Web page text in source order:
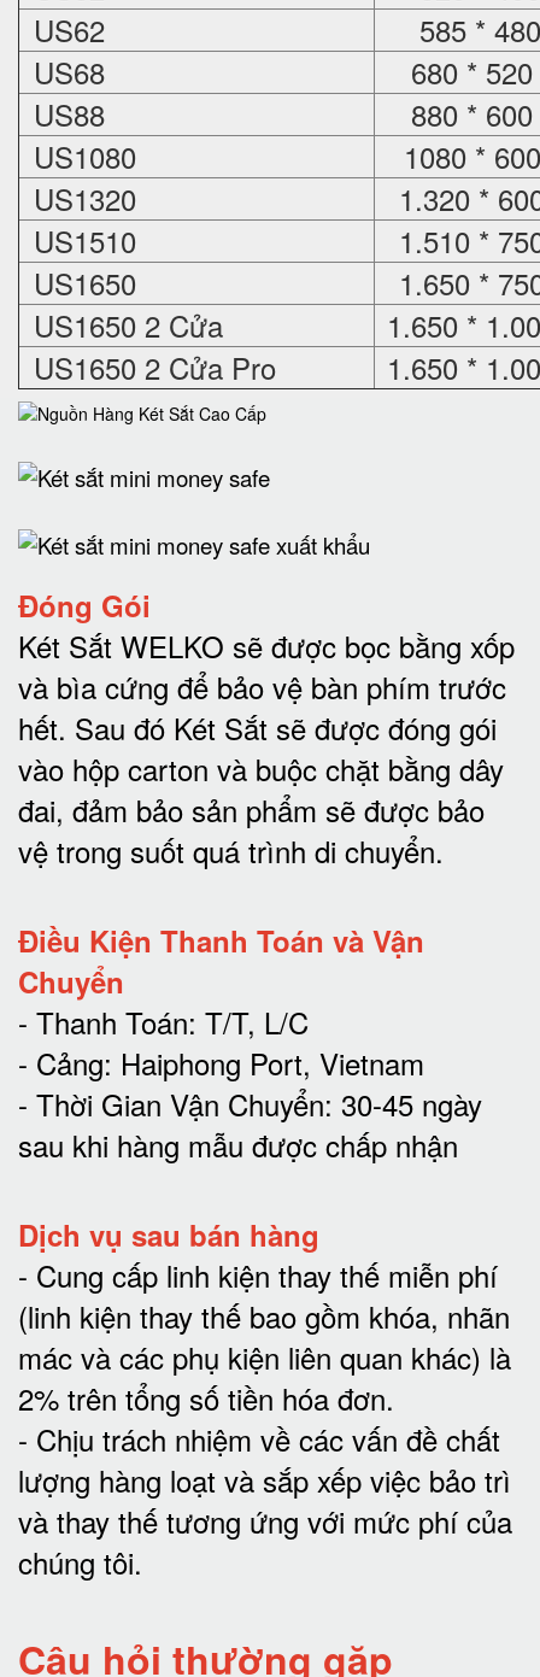
US62
585 *
US68
680 *
US88
880 *
US1080
1080 *
US1320
1.320 *
US1510
1.510 *
US1650
1.650 *
US1650 2 Cửa
1.650 *
US1650 2 Cửa Pro
1.650 *
Đóng Gói
Két Sắt WELKO sẽ được bọc bằng xốp
và bìa cứng để bảo vệ bàn phím trước
hết. Sau đó Két Sắt sẽ được đóng gói
vào hộp carton và buộc chặt bằng dây
đai, đảm bảo sản phẩm sẽ được bảo
vệ trong suốt quá trình di chuyển.
Điều Kiện Thanh Toán và Vận
Chuyển
- Thanh Toán: T/T, L/C
- Cảng: Haiphong Port, Vietnam
- Thời Gian Vận Chuyển: 30-45 ngày
sau khi hàng mẫu được chấp nhận
Dịch vụ sau bán hàng
- Cung cấp linh kiện thay thế miễn phí
(linh kiện thay thế bao gồm khóa, nhãn
mác và các phụ kiện liên quan khác) là
2% trên tổng số tiền hóa đơn.
- Chịu trách nhiệm về các vấn đề chất
lượng hàng loạt và sắp xếp việc bảo trì
và thay thế tương ứng với mức phí của
chúng tôi.
Câu hỏi thường gặp